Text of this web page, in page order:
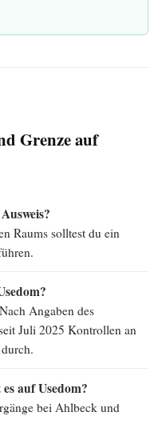
Grenze auf
Raums solltest du ein
Angaben des
Juli 2025 Kontrollen an
auf Usedom?
bei Ahlbeck und